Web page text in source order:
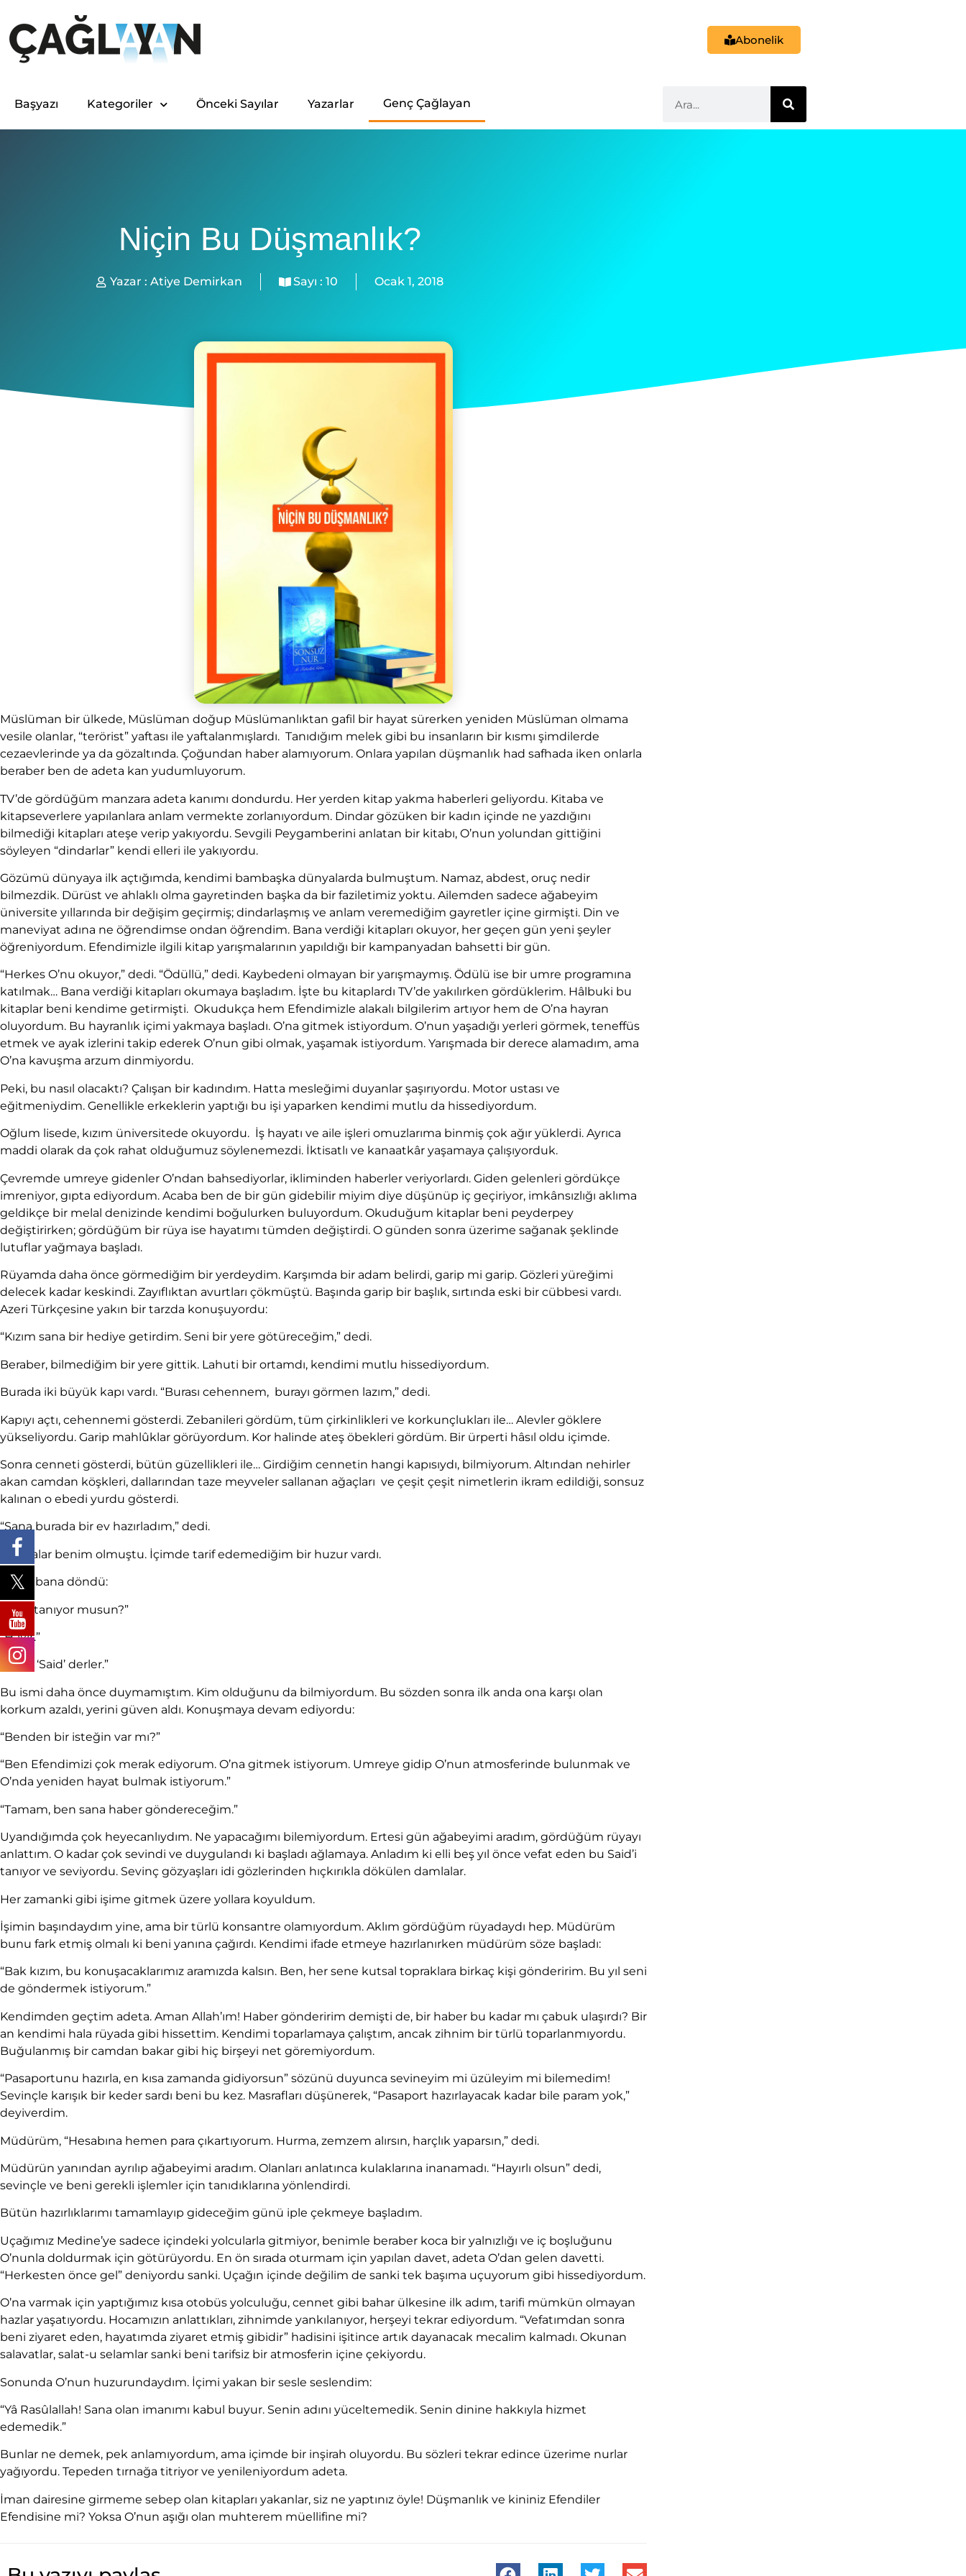
Abonelik
Başyazı Kategoriler Önceki Sayılar Yazarlar Genç Çağlayan
Niçin Bu Düşmanlık?
Yazar : Atiye Demirkan Sayı : 10 Ocak 1, 2018
Müslüman bir ülkede, Müslüman doğup Müslümanlıktan gafil bir hayat sürerken yeniden Müslüman olmama
vesile olanlar, “terörist” yaftası ile yaftalanmışlardı. Tanıdığım melek gibi bu insanların bir kısmı şimdilerde
cezaevlerinde ya da gözaltında. Çoğundan haber alamıyorum. Onlara yapılan düşmanlık had safhada iken onlarla
beraber ben de adeta kan yudumluyorum.
TV’de gördüğüm manzara adeta kanımı dondurdu. Her yerden kitap yakma haberleri geliyordu. Kitaba ve
kitapseverlere yapılanlara anlam vermekte zorlanıyordum. Dindar gözüken bir kadın içinde ne yazdığını
bilmediği kitapları ateşe verip yakıyordu. Sevgili Peygamberini anlatan bir kitabı, O’nun yolundan gittiğini
söyleyen “dindarlar” kendi elleri ile yakıyordu.
Gözümü dünyaya ilk açtığımda, kendimi bambaşka dünyalarda bulmuştum. Namaz, abdest, oruç nedir
bilmezdik. Dürüst ve ahlaklı olma gayretinden başka da bir faziletimiz yoktu. Ailemden sadece ağabeyim
üniversite yıllarında bir değişim geçirmiş; dindarlaşmış ve anlam veremediğim gayretler içine girmişti. Din ve
maneviyat adına ne öğrendimse ondan öğrendim. Bana verdiği kitapları okuyor, her geçen gün yeni şeyler
öğreniyordum. Efendimizle ilgili kitap yarışmalarının yapıldığı bir kampanyadan bahsetti bir gün.
“Herkes O’nu okuyor,” dedi. “Ödüllü,” dedi. Kaybedeni olmayan bir yarışmaymış. Ödülü ise bir umre programına
katılmak… Bana verdiği kitapları okumaya başladım. İşte bu kitaplardı TV’de yakılırken gördüklerim. Hâlbuki bu
kitaplar beni kendime getirmişti. Okudukça hem Efendimizle alakalı bilgilerim artıyor hem de O’na hayran
oluyordum. Bu hayranlık içimi yakmaya başladı. O’na gitmek istiyordum. O’nun yaşadığı yerleri görmek, teneffüs
etmek ve ayak izlerini takip ederek O’nun gibi olmak, yaşamak istiyordum. Yarışmada bir derece alamadım, ama
O’na kavuşma arzum dinmiyordu.
Peki, bu nasıl olacaktı? Çalışan bir kadındım. Hatta mesleğimi duyanlar şaşırıyordu. Motor ustası ve
eğitmeniydim. Genellikle erkeklerin yaptığı bu işi yaparken kendimi mutlu da hissediyordum.
Oğlum lisede, kızım üniversitede okuyordu. İş hayatı ve aile işleri omuzlarıma binmiş çok ağır yüklerdi. Ayrıca
maddi olarak da çok rahat olduğumuz söylenemezdi. İktisatlı ve kanaatkâr yaşamaya çalışıyorduk.
Çevremde umreye gidenler O’ndan bahsediyorlar, ikliminden haberler veriyorlardı. Giden gelenleri gördükçe
imreniyor, gıpta ediyordum. Acaba ben de bir gün gidebilir miyim diye düşünüp iç geçiriyor, imkânsızlığı aklıma
geldikçe bir melal denizinde kendimi boğulurken buluyordum. Okuduğum kitaplar beni peyderpey
değiştirirken; gördüğüm bir rüya ise hayatımı tümden değiştirdi. O günden sonra üzerime sağanak şeklinde
lutuflar yağmaya başladı.
Rüyamda daha önce görmediğim bir yerdeydim. Karşımda bir adam belirdi, garip mi garip. Gözleri yüreğimi
delecek kadar keskindi. Zayıflıktan avurtları çökmüştü. Başında garip bir başlık, sırtında eski bir cübbesi vardı.
Azeri Türkçesine yakın bir tarzda konuşuyordu:
“Kızım sana bir hediye getirdim. Seni bir yere götüreceğim,” dedi.
Beraber, bilmediğim bir yere gittik. Lahuti bir ortamdı, kendimi mutlu hissediyordum.
Burada iki büyük kapı vardı. “Burası cehennem, burayı görmen lazım,” dedi.
Kapıyı açtı, cehennemi gösterdi. Zebanileri gördüm, tüm çirkinlikleri ve korkunçlukları ile… Alevler göklere
yükseliyordu. Garip mahlûklar görüyordum. Kor halinde ateş öbekleri gördüm. Bir ürperti hâsıl oldu içimde.
Sonra cenneti gösterdi, bütün güzellikleri ile… Girdiğim cennetin hangi kapısıydı, bilmiyorum. Altından nehirler
akan camdan köşkleri, dallarından taze meyveler sallanan ağaçları ve çeşit çeşit nimetlerin ikram edildiği, sonsuz
kalınan o ebedi yurdu gösterdi.
“Sana burada bir ev hazırladım,” dedi.
Dünyalar benim olmuştu. İçimde tarif edemediğim bir huzur vardı.
Sonra bana döndü:
“Beni tanıyor musun?”
“Hayır.”
“Bana ‘Said’ derler.”
Bu ismi daha önce duymamıştım. Kim olduğunu da bilmiyordum. Bu sözden sonra ilk anda ona karşı olan
korkum azaldı, yerini güven aldı. Konuşmaya devam ediyordu:
“Benden bir isteğin var mı?”
“Ben Efendimizi çok merak ediyorum. O’na gitmek istiyorum. Umreye gidip O’nun atmosferinde bulunmak ve
O’nda yeniden hayat bulmak istiyorum.”
“Tamam, ben sana haber göndereceğim.”
Uyandığımda çok heyecanlıydım. Ne yapacağımı bilemiyordum. Ertesi gün ağabeyimi aradım, gördüğüm rüyayı
anlattım. O kadar çok sevindi ve duygulandı ki başladı ağlamaya. Anladım ki elli beş yıl önce vefat eden bu Said’i
tanıyor ve seviyordu. Sevinç gözyaşları idi gözlerinden hıçkırıkla dökülen damlalar.
Her zamanki gibi işime gitmek üzere yollara koyuldum.
İşimin başındaydım yine, ama bir türlü konsantre olamıyordum. Aklım gördüğüm rüyadaydı hep. Müdürüm
bunu fark etmiş olmalı ki beni yanına çağırdı. Kendimi ifade etmeye hazırlanırken müdürüm söze başladı:
“Bak kızım, bu konuşacaklarımız aramızda kalsın. Ben, her sene kutsal topraklara birkaç kişi gönderirim. Bu yıl seni
de göndermek istiyorum.”
Kendimden geçtim adeta. Aman Allah’ım! Haber gönderirim demişti de, bir haber bu kadar mı çabuk ulaşırdı? Bir
an kendimi hala rüyada gibi hissettim. Kendimi toparlamaya çalıştım, ancak zihnim bir türlü toparlanmıyordu.
Buğulanmış bir camdan bakar gibi hiç birşeyi net göremiyordum.
“Pasaportunu hazırla, en kısa zamanda gidiyorsun” sözünü duyunca sevineyim mi üzüleyim mi bilemedim!
Sevinçle karışık bir keder sardı beni bu kez. Masrafları düşünerek, “Pasaport hazırlayacak kadar bile param yok,”
deyiverdim.
Müdürüm, “Hesabına hemen para çıkartıyorum. Hurma, zemzem alırsın, harçlık yaparsın,” dedi.
Müdürün yanından ayrılıp ağabeyimi aradım. Olanları anlatınca kulaklarına inanamadı. “Hayırlı olsun” dedi,
sevinçle ve beni gerekli işlemler için tanıdıklarına yönlendirdi.
Bütün hazırlıklarımı tamamlayıp gideceğim günü iple çekmeye başladım.
Uçağımız Medine’ye sadece içindeki yolcularla gitmiyor, benimle beraber koca bir yalnızlığı ve iç boşluğunu
O’nunla doldurmak için götürüyordu. En ön sırada oturmam için yapılan davet, adeta O’dan gelen davetti.
“Herkesten önce gel” deniyordu sanki. Uçağın içinde değilim de sanki tek başıma uçuyorum gibi hissediyordum.
O’na varmak için yaptığımız kısa otobüs yolculuğu, cennet gibi bahar ülkesine ilk adım, tarifi mümkün olmayan
hazlar yaşatıyordu. Hocamızın anlattıkları, zihnimde yankılanıyor, herşeyi tekrar ediyordum. “Vefatımdan sonra
beni ziyaret eden, hayatımda ziyaret etmiş gibidir” hadisini işitince artık dayanacak mecalim kalmadı. Okunan
salavatlar, salat-u selamlar sanki beni tarifsiz bir atmosferin içine çekiyordu.
Sonunda O’nun huzurundaydım. İçimi yakan bir sesle seslendim:
“Yâ Rasûlallah! Sana olan imanımı kabul buyur. Senin adını yüceltemedik. Senin dinine hakkıyla hizmet
edemedik.”
Bunlar ne demek, pek anlamıyordum, ama içimde bir inşirah oluyordu. Bu sözleri tekrar edince üzerime nurlar
yağıyordu. Tepeden tırnağa titriyor ve yenileniyordum adeta.
İman dairesine girmeme sebep olan kitapları yakanlar, siz ne yaptınız öyle! Düşmanlık ve kininiz Efendiler
Efendisine mi? Yoksa O’nun aşığı olan muhterem müellifine mi?